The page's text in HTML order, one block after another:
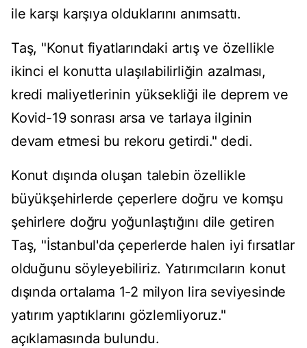
ile karşı karşıya olduklarını anımsattı.
Taş, "Konut fiyatlarındaki artış ve özellikle
ikinci el konutta ulaşılabilirliğin azalması,
kredi maliyetlerinin yüksekliği ile deprem ve
Kovid-19 sonrası arsa ve tarlaya ilginin
devam etmesi bu rekoru getirdi." dedi.
Konut dışında oluşan talebin özellikle
büyükşehirlerde çeperlere doğru ve komşu
şehirlere doğru yoğunlaştığını dile getiren
Taş, "İstanbul'da çeperlerde halen iyi fırsatlar
olduğunu söyleyebiliriz. Yatırımcıların konut
dışında ortalama 1-2 milyon lira seviyesinde
yatırım yaptıklarını gözlemliyoruz."
açıklamasında bulundu.